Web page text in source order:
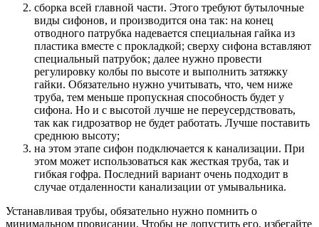
сборка всей главной части. Этого требуют бутылочные
виды сифонов, и производится она так: на конец
отводного патрубка надевается специальная гайка из
пластика вместе с прокладкой; сверху сифона вставляют
специальный патрубок; далее нужно провести
регулировку колбы по высоте и выполнить затяжку
гайки. Обязательно нужно учитывать, что, чем ниже
труба, тем меньше пропускная способность будет у
сифона. Но и с высотой лучше не переусердствовать,
так как гидрозатвор не будет работать. Лучше поставить
среднюю высоту;
на этом этапе сифон подключается к канализации. При
этом может использоваться как жесткая труба, так и
гибкая гофра. Последний вариант очень подходит в
случае отдаленности канализации от умывальника.
Устанавливая трубы, обязательно нужно помнить о
минимальном провисании. Чтобы не допустить его, избегайте